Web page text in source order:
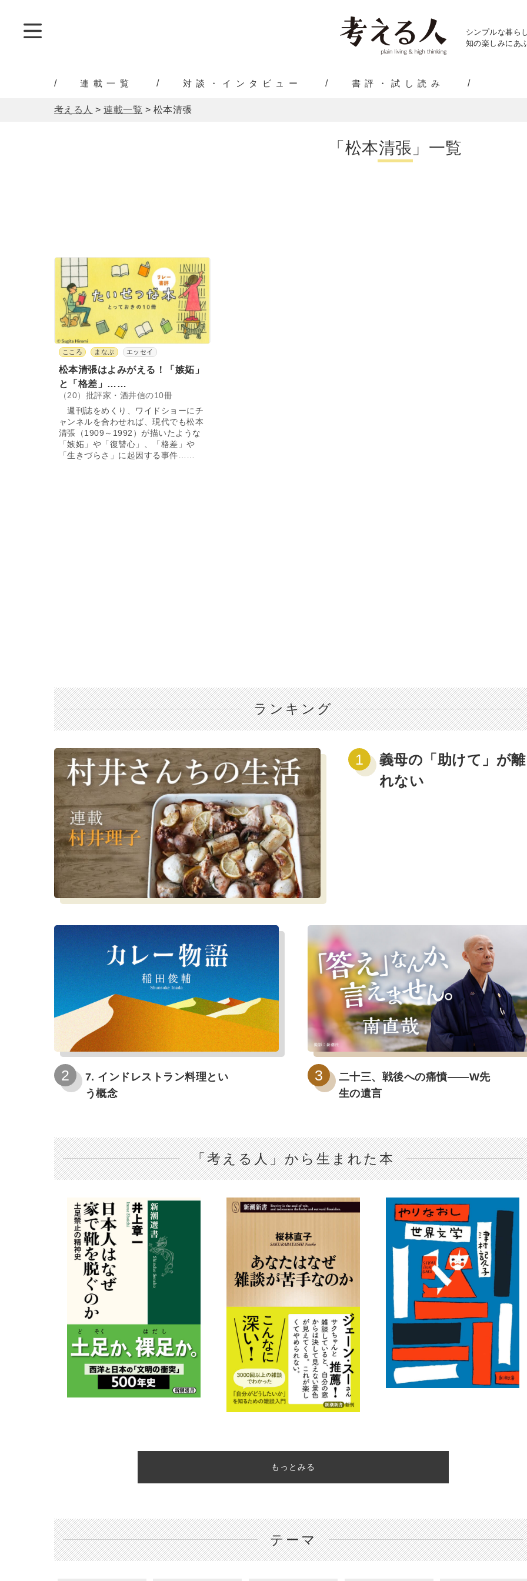
シンプルな暮ら
知の楽しみにあ
連載一覧 対談・インタビュー 書評・試し読み
考える人 >連載一覧 > 松本清張
「松本清張」一覧
こころ まなぶ エッセイ
松本清張はよみがえる！「嫉妬」
と「格差」……
（20）批評家・酒井信の10冊
週刊誌をめくり、ワイドショーにチ
ャンネルを合わせれば、現代でも松本
清張（1909～1992）が描いたような
「嫉妬」や「復讐心」、「格差」や
「生きづらさ」に起因する事件……
ランキング
義母の「助けて」が離
れない
7. インドレストラン料理とい
う概念
二十三、戦後への痛憤――W先
生の遺言
「考える人」から生まれた本
もっとみる
テーマ